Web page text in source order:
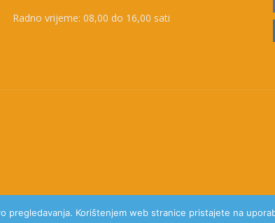
Radno vrijeme: 08,00 do 16,00 sati
pregledavanja. Korištenjem web stranice pristajete na